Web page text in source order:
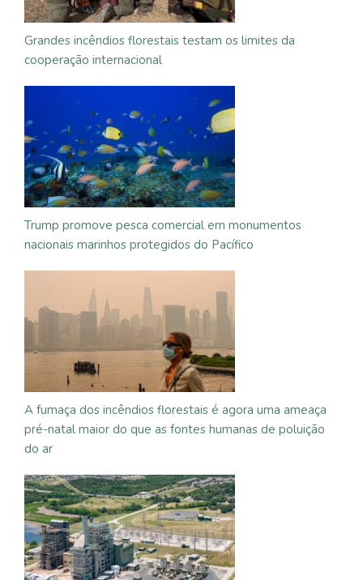
Grandes incêndios florestais testam os limites da
cooperação internacional
Trump promove pesca comercial em monumentos
nacionais marinhos protegidos do Pacífico
A fumaça dos incêndios florestais é agora uma ameaça
pré-natal maior do que as fontes humanas de poluição
do ar